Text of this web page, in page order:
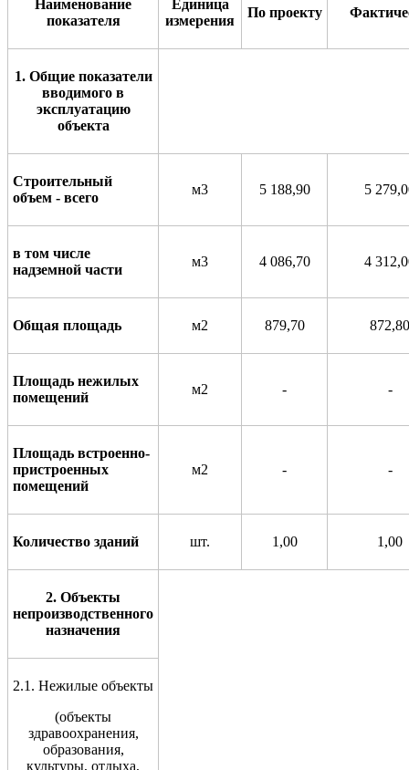
Наименование
показателя
Единица
измерения
По проекту Фактиче
1. Общие показатели
вводимого в
эксплуатацию
объекта
Строительный
объем - всего
м3 5 188,90 5
в том числе
надземной части
м3 4 086,70 4
Общая площадь м2 879,70 872,80
Площадь нежилых
помещений
м2 - -
Площадь встроенно-
пристроенных
помещений
м2 - -
Количество зданий шт. 1,00 1,00
2. Объекты
непроизводственного
назначения
2.1. Нежилые объекты
(объекты
здравоохранения,
образования,
культуры, отдыха,